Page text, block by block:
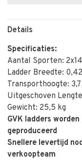
Details
Specificaties:
Aantal Sporten: 2x14
Ladder Breedte:
Transporthoogte:
Uitgeschoven
Gewicht: 25,5 kg
GVK ladders
geproduceerd
Snellere levertijd
verkoopteam